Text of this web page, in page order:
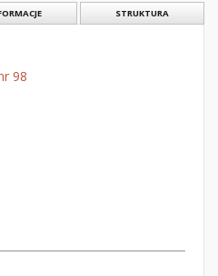
STRUKTURA
98